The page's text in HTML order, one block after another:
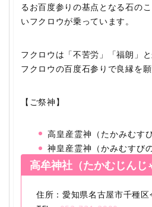
るお百度参りの基点となる石の
いフクロウが乗っています。
フクロウは「不苦労」「福朗」
フクロウの百度石参りで良縁を願
【ご祭神】
高皇産霊神（たかみむす
神皇産霊神（かみむすび
高牟神社（たかむじんじ
住所：愛知県名古屋市千種